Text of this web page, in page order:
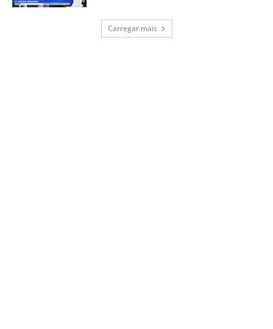
Carregar mais